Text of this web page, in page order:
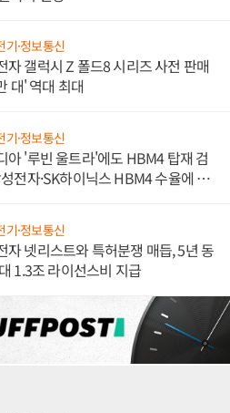
기·정보통신
자 갤럭시 Z 폴드8 시리즈 사전 판매
대' 역대 최대
기·정보통신
아 '루빈 울트라'에도 HBM4 탑재 검
전자·SK하이닉스 HBM4 수율에 주
기·정보통신
자 넷리스트와 특허분쟁 매듭, 5년 동
1.3조 라이선스비 지급